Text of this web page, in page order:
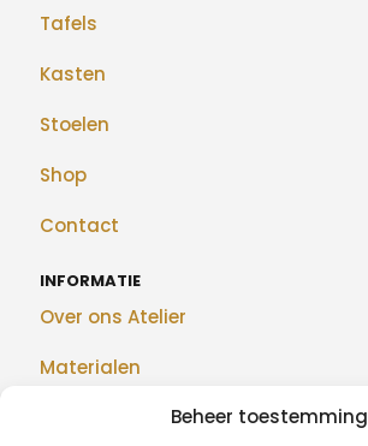
Beheer toestemming
Tafels
Kasten
Stoelen
Shop
Contact
INFORMATIE
Over ons Atelier
Materialen